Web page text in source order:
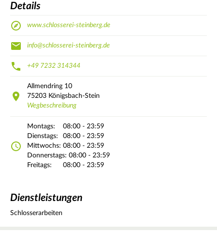
Details
www.schlosserei-steinberg.de
info@schlosserei-steinberg.de
+49 7232 314344
Allmendring 10
75203 Königsbach-Stein
Wegbeschreibung
Montags:
08:00 - 23:59
Dienstags:
08:00 - 23:59
Mittwochs: 08:00 - 23:59
Donnerstags: 08:00 - 23:59
Freitags:
08:00 - 23:59
Dienstleistungen
Schlosserarbeiten